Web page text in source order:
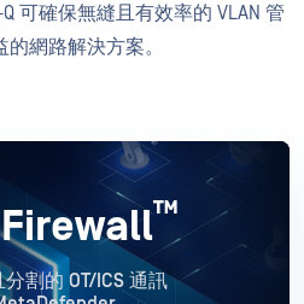
可確保無縫且有效率的 VLAN 管
網路解決方案。
™
割的 OT/ICS 通訊